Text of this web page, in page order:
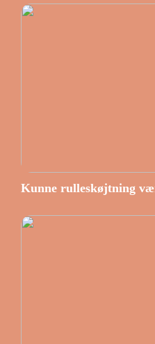
Kunne rulleskøjtning